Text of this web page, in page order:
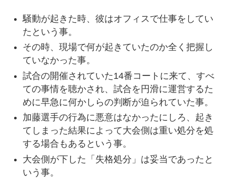
騒動が起きた時、彼はオフィスで仕事をしてい
たという事。
その時、現場で何が起きていたのか全く把握し
ていなかった事。
試合の開催されていた14番コートに来て、すべ
ての事情を聴かされ、試合を円滑に運営するた
めに早急に何かしらの判断が迫られていた事。
加藤選手の行為に悪意はなかったにしろ、起き
てしまった結果によって大会側は重い処分を処
する場合もあるという事。
大会側が下した「失格処分」は妥当であったと
いう事。